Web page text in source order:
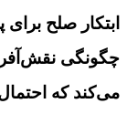
ابتکار صلح برای
چگونگی
می‌کند که